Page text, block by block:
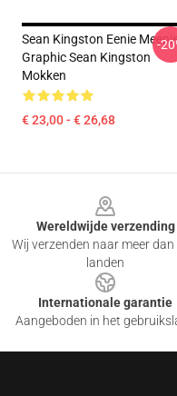
Sean Kingston Eenie
Graphic Sean Kingston
Mokken
€ 23,00 - € 26,68
-
Wereldwijde verzending
Wij verzenden naar meer dan
landen
Internationale garantie
Aangeboden in het